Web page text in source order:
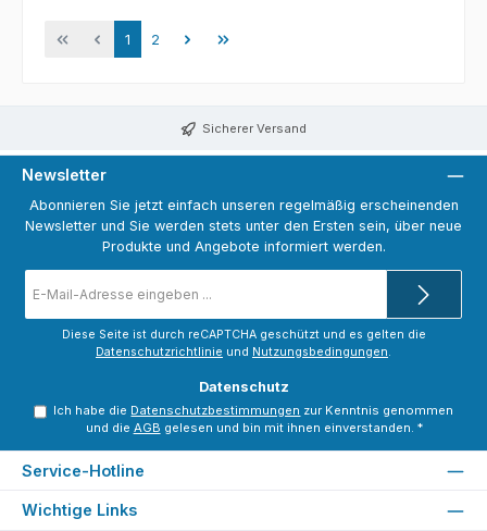
Seite
1 Seite
2
Sicherer Versand
Newsletter
Abonnieren Sie jetzt einfach unseren regelmäßig erscheinenden
Newsletter und Sie werden stets unter den Ersten sein, über neue
Produkte und Angebote informiert werden.
Mail-
Adresse
Diese Seite ist durch reCAPTCHA geschützt und es gelten die
Datenschutzrichtlinie und Nutzungsbedingungen.
Datenschutz
Ich habe die Datenschutzbestimmungen zur Kenntnis genommen
und die AGB gelesen und bin mit ihnen einverstanden. *
Service-Hotline
Wichtige Links